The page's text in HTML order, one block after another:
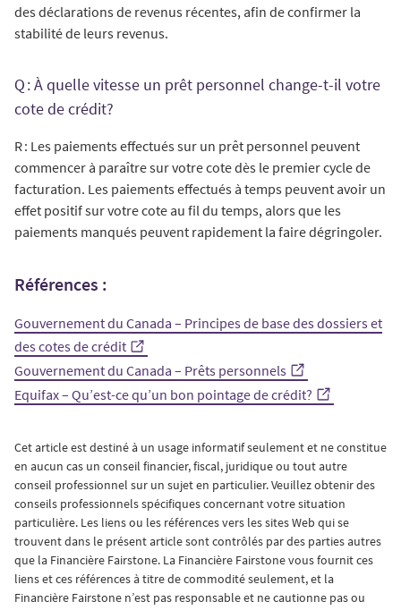
des déclarations de revenus récentes, afin de confirmer la
stabilité de leurs revenus.
Q : À quelle vitesse un prêt personnel change-t-il votre
cote de crédit?
R : Les paiements effectués sur un prêt personnel peuvent
commencer à paraître sur votre cote dès le premier cycle de
facturation. Les paiements effectués à temps peuvent avoir un
effet positif sur votre cote au fil du temps, alors que les
paiements manqués peuvent rapidement la faire dégringoler.
Références :
Gouvernement du Canada – Principes de base des dossiers et
des cotes de crédit
Gouvernement du Canada – Prêts personnels
Equifax – Qu’est-ce qu’un bon pointage de crédit?
Cet article est destiné à un usage informatif seulement et ne constitue
en aucun cas un conseil financier, fiscal, juridique ou tout autre
conseil professionnel sur un sujet en particulier. Veuillez obtenir des
conseils professionnels spécifiques concernant votre situation
particulière. Les liens ou les références vers les sites Web qui se
trouvent dans le présent article sont contrôlés par des parties autres
que la Financière Fairstone. La Financière Fairstone vous fournit ces
liens et ces références à titre de commodité seulement, et la
Financière Fairstone n’est pas responsable et ne cautionne pas ou